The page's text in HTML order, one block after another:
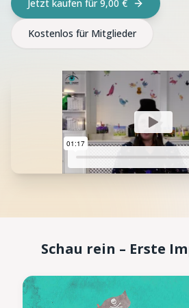
Jetzt kaufen für 9,00 €
Kostenlos für Mitglieder
Schau rein – Erste